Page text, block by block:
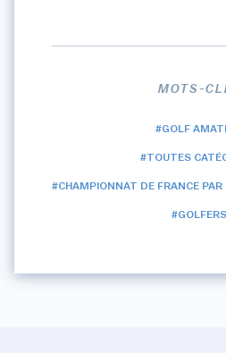
MOTS-
#GOLF
#TOUTES
#CHAMPIONNAT DE FRANCE